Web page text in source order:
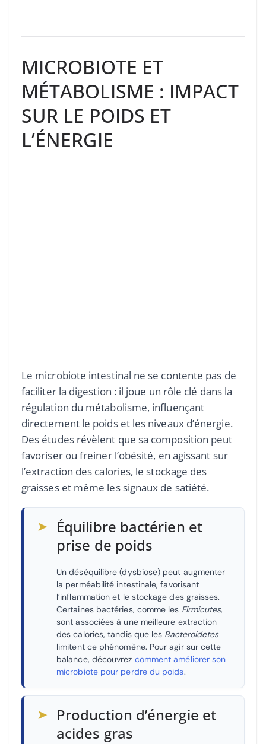
MICROBIOTE ET
MÉTABOLISME : IMPACT
SUR LE POIDS ET
L’ÉNERGIE
Le microbiote intestinal ne se contente pas de
faciliter la digestion : il joue un rôle clé dans la
régulation du métabolisme, influençant
directement le poids et les niveaux d’énergie.
Des études révèlent que sa composition peut
favoriser ou freiner l’obésité, en agissant sur
l’extraction des calories, le stockage des
graisses et même les signaux de satiété.
➤ Équilibre bactérien et
prise de poids
Un déséquilibre (dysbiose) peut augmenter
la perméabilité intestinale, favorisant
l’inflammation et le stockage des graisses.
Certaines bactéries, comme les Firmicutes,
sont associées à une meilleure extraction
des calories, tandis que les Bacteroidetes
limitent ce phénomène. Pour agir sur cette
balance, découvrez comment améliorer son
microbiote pour perdre du poids.
➤ Production d’énergie et
acides gras